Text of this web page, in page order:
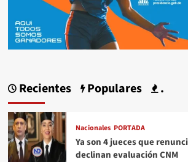
Recientes Populares .
Nacionales PORTADA
Ya son 4 jueces que
declinan evaluación CNM